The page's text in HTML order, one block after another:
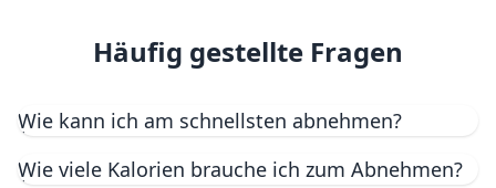
Häufig gestellte Fragen
Wie kann ich am schnellsten abnehmen?
Wie viele Kalorien brauche ich zum Abnehmen?